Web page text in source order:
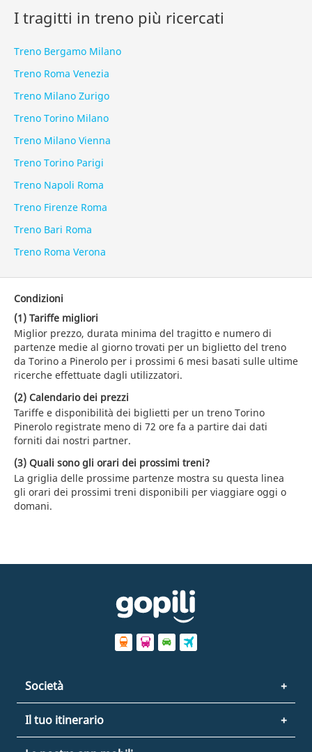
I tragitti in treno più ricercati
Treno Bergamo Milano
Treno Roma Venezia
Treno Milano Zurigo
Treno Torino Milano
Treno Milano Vienna
Treno Torino Parigi
Treno Napoli Roma
Treno Firenze Roma
Treno Bari Roma
Treno Roma Verona
Condizioni
(1) Tariffe migliori
Miglior prezzo, durata minima del tragitto e numero di
partenze medie al giorno trovati per un biglietto del treno
da Torino a Pinerolo per i prossimi 6 mesi basati sulle ultime
ricerche effettuate dagli utilizzatori.
(2) Calendario dei prezzi
Tariffe e disponibilità dei biglietti per un treno Torino
Pinerolo registrate meno di 72 ore fa a partire dai dati
forniti dai nostri partner.
(3) Quali sono gli orari dei prossimi treni?
La griglia delle prossime partenze mostra su questa linea
gli orari dei prossimi treni disponibili per viaggiare oggi o
domani.
Società
Il tuo itinerario